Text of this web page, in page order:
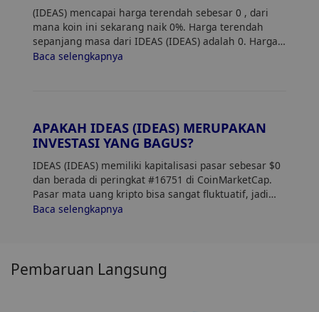
(IDEAS) mencapai harga terendah sebesar 0 , dari
mana koin ini sekarang naik 0%. Harga terendah
sepanjang masa dari IDEAS (IDEAS) adalah 0. Harga
saat ini dari IDEAS naik 0% dari harga terendahnya.
Baca selengkapnya
APAKAH IDEAS (IDEAS) MERUPAKAN
INVESTASI YANG BAGUS?
IDEAS (IDEAS) memiliki kapitalisasi pasar sebesar $0
dan berada di peringkat #16751 di CoinMarketCap.
Pasar mata uang kripto bisa sangat fluktuatif, jadi
pastikan untuk melakukan riset sendiri (DYOR) dan
Baca selengkapnya
Pembaruan Langsung